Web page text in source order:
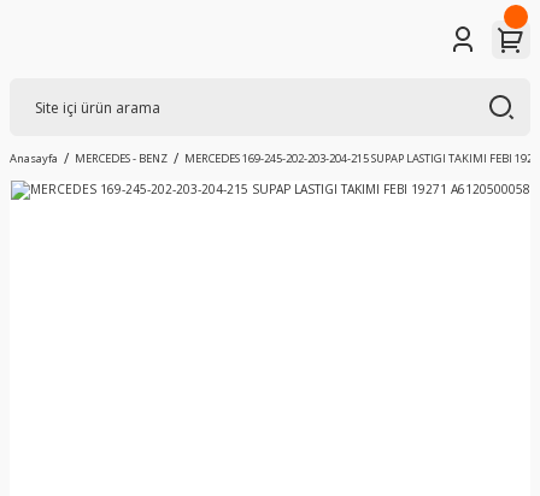
Anasayfa MERCEDES - BENZ MERCEDES 169-245-202-203-204-215 SUPAP LASTIGI TAKIMI FEBI